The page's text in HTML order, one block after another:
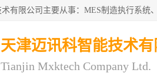
天津迈讯科智能技术
Tianjin Mxktech Company Ltd.